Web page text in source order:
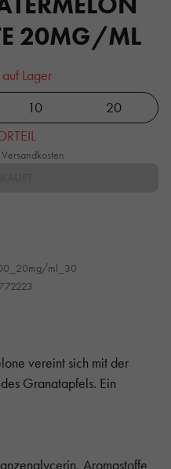
20MG/ML
Lager
10 20
ml_30
vereint sich mit der
Granatapfels. Ein
Aromastoffe